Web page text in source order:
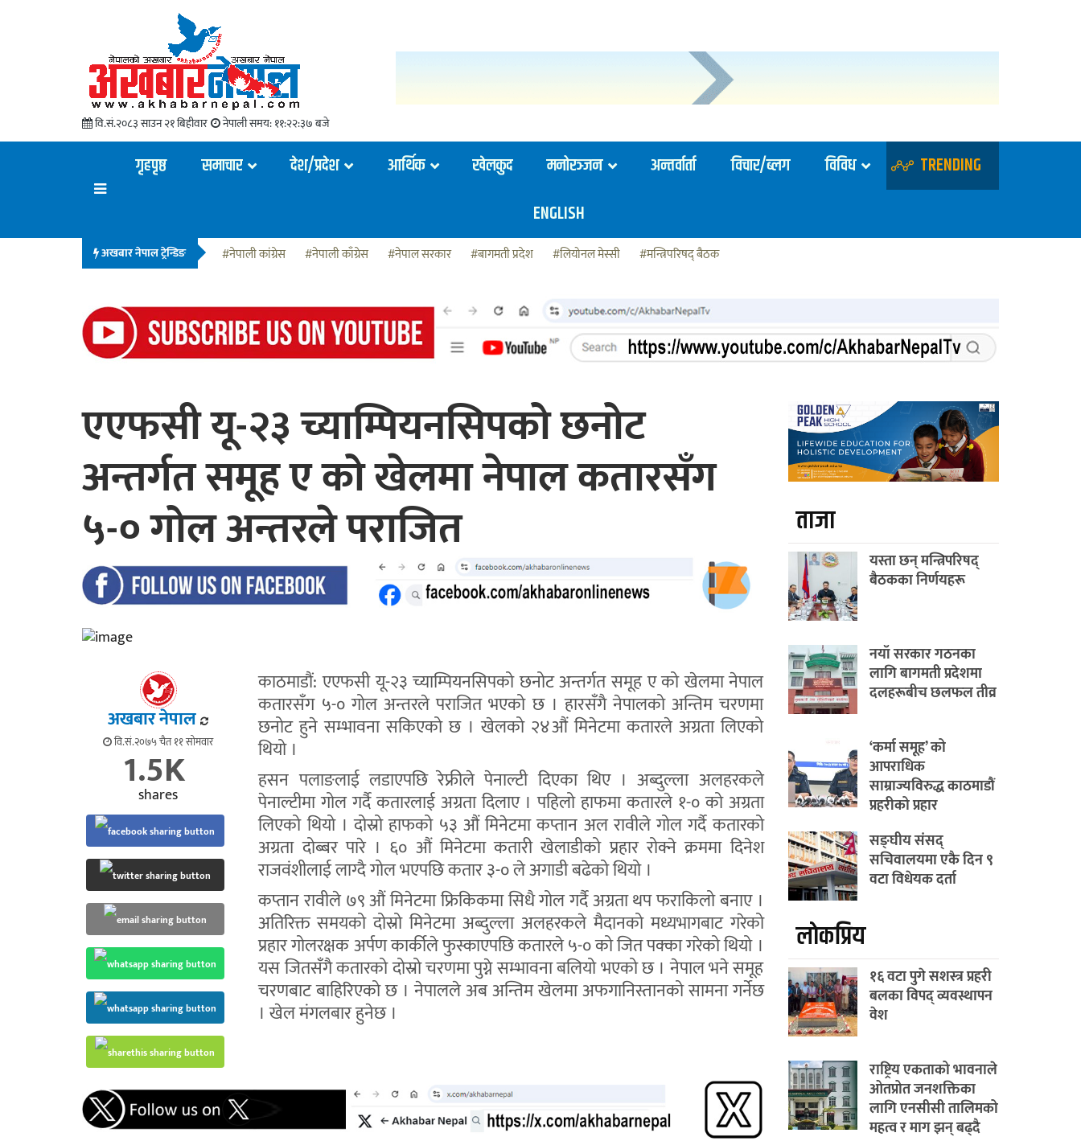
वि.सं.२०८३ साउन २१ बिहीवार नेपाली समय:११:२२:३८ बजे
गृहपृष्ठ समाचार देश/प्रदेश आर्थिक खेलकुद मनोरञ्जन अन्तर्वार्ता विचार/ब्लग विविध
TRENDING
ENGLISH
अखबार नेपाल ट्रेन्डिङ #नेपाली कांग्रेस #नेपाली काँग्रेस #नेपाल सरकार #बागमती प्रदेश #लियोनल मेस्सी #मन्त्रिपरिषद् बैठक
एएफसी यू-२३ च्याम्पियनसिपको छनोट
अन्तर्गत समूह ए को खेलमा नेपाल कतारसँग
५-० गोल अन्तरले पराजित
अखबार नेपाल
वि.सं.२०७५ चैत ११ सोमवार
1.5K
shares
काठमाडौं: एएफसी यू-२३ च्याम्पियनसिपको छनोट अन्तर्गत समूह ए को खेलमा नेपाल
कतारसँग ५-० गोल अन्तरले पराजित भएको छ । हारसँगै नेपालको अन्तिम चरणमा
छनोट हुने सम्भावना सकिएको छ । खेलको २४औं मिनेटमा कतारले अग्रता लिएको
थियो ।
हसन पलाङलाई लडाएपछि रेफ्रीले पेनाल्टी दिएका थिए । अब्दुल्ला अलहरकले
पेनाल्टीमा गोल गर्दै कतारलाई अग्रता दिलाए । पहिलो हाफमा कतारले १-० को अग्रता
लिएको थियो । दोस्रो हाफको ५३ औं मिनेटमा कप्तान अल रावीले गोल गर्दै कतारको
अग्रता दोब्बर पारे । ६० औं मिनेटमा कतारी खेलाडीको प्रहार रोक्ने क्रममा दिनेश
राजवंशीलाई लाग्दै गोल भएपछि कतार ३-० ले अगाडी बढेको थियो ।
कप्तान रावीले ७९ औं मिनेटमा फ्रिकिकमा सिधै गोल गर्दै अग्रता थप फराकिलो बनाए ।
अतिरिक्त समयको दोस्रो मिनेटमा अब्दुल्ला अलहरकले मैदानको मध्यभागबाट गरेको
प्रहार गोलरक्षक अर्पण कार्कीले फुस्काएपछि कतारले ५-० को जित पक्का गरेको थियो ।
यस जितसँगै कतारको दोस्रो चरणमा पुग्ने सम्भावना बलियो भएको छ । नेपाल भने समूह
चरणबाट बाहिरिएको छ । नेपालले अब अन्तिम खेलमा अफगानिस्तानको सामना गर्नेछ
। खेल मंगलबार हुनेछ ।
ताजा
यस्ता छन् मन्त्रिपरिषद्
बैठकका निर्णयहरू
नयाँ सरकार गठनका
लागि बागमती प्रदेशमा
दलहरूबीच छलफल तीव्र
‘कर्मा समूह’ को
आपराधिक
साम्राज्यविरुद्ध काठमाडौं
प्रहरीको प्रहार
सङ्घीय संसद्
सचिवालयमा एकै दिन ९
वटा विधेयक दर्ता
लाेकप्रिय
१६ वटा पुगे सशस्त्र प्रहरी
बलका विपद् व्यवस्थापन
वेश
राष्ट्रिय एकताको भावनाले
ओतप्रोत जनशक्तिका
लागि एनसीसी तालिमको
महत्व र माग झन् बढ्दै